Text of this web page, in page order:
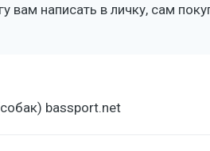
вам написать в личку, сам
bassport.net